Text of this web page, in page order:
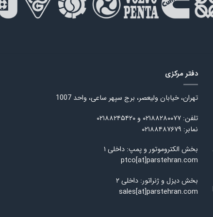
دفتر مرکزی
تهران، خیابان ولیعصر، برج سپهر ساعی، واحد 1007
تلفن: ۰۲۱۸۸۲۸۰۰۷۷ و ۰۲۱۸۸۲۴۵۴۲۰
نمابر: ۰۲۱۸۸۴۸۷۶۷۹
بخش الکتروموتور و پمپ: داخلی ۱
ptco[at]parstehran.com
بخش دیزل و ژنراتور: داخلی ۲
sales[at]parstehran.com